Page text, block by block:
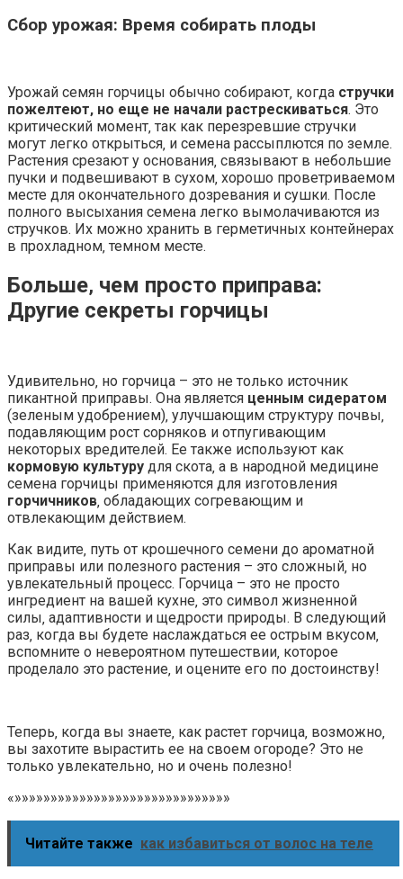
Сбор урожая: Время собирать плоды
Урожай семян горчицы обычно собирают‚ когда стручки
пожелтеют‚ но еще не начали растрескиваться. Это
критический момент‚ так как перезревшие стручки
могут легко открыться‚ и семена рассыплются по земле.
Растения срезают у основания‚ связывают в небольшие
пучки и подвешивают в сухом‚ хорошо проветриваемом
месте для окончательного дозревания и сушки. После
полного высыхания семена легко вымолачиваются из
стручков. Их можно хранить в герметичных контейнерах
в прохладном‚ темном месте.
Больше‚ чем просто приправа:
Другие секреты горчицы
Удивительно‚ но горчица – это не только источник
пикантной приправы. Она является ценным сидератом
(зеленым удобрением)‚ улучшающим структуру почвы‚
подавляющим рост сорняков и отпугивающим
некоторых вредителей. Ее также используют как
кормовую культуру для скота‚ а в народной медицине
семена горчицы применяются для изготовления
горчичников‚ обладающих согревающим и
отвлекающим действием.
Как видите‚ путь от крошечного семени до ароматной
приправы или полезного растения – это сложный‚ но
увлекательный процесс. Горчица – это не просто
ингредиент на вашей кухне‚ это символ жизненной
силы‚ адаптивности и щедрости природы. В следующий
раз‚ когда вы будете наслаждаться ее острым вкусом‚
вспомните о невероятном путешествии‚ которое
проделало это растение‚ и оцените его по достоинству!
Теперь‚ когда вы знаете‚ как растет горчица‚ возможно‚
вы захотите вырастить ее на своем огороде? Это не
только увлекательно‚ но и очень полезно!
«»»»»»»»»»»»»»»»»»»»»»»»»»»»»»»
Читайте также как избавиться от волос на теле